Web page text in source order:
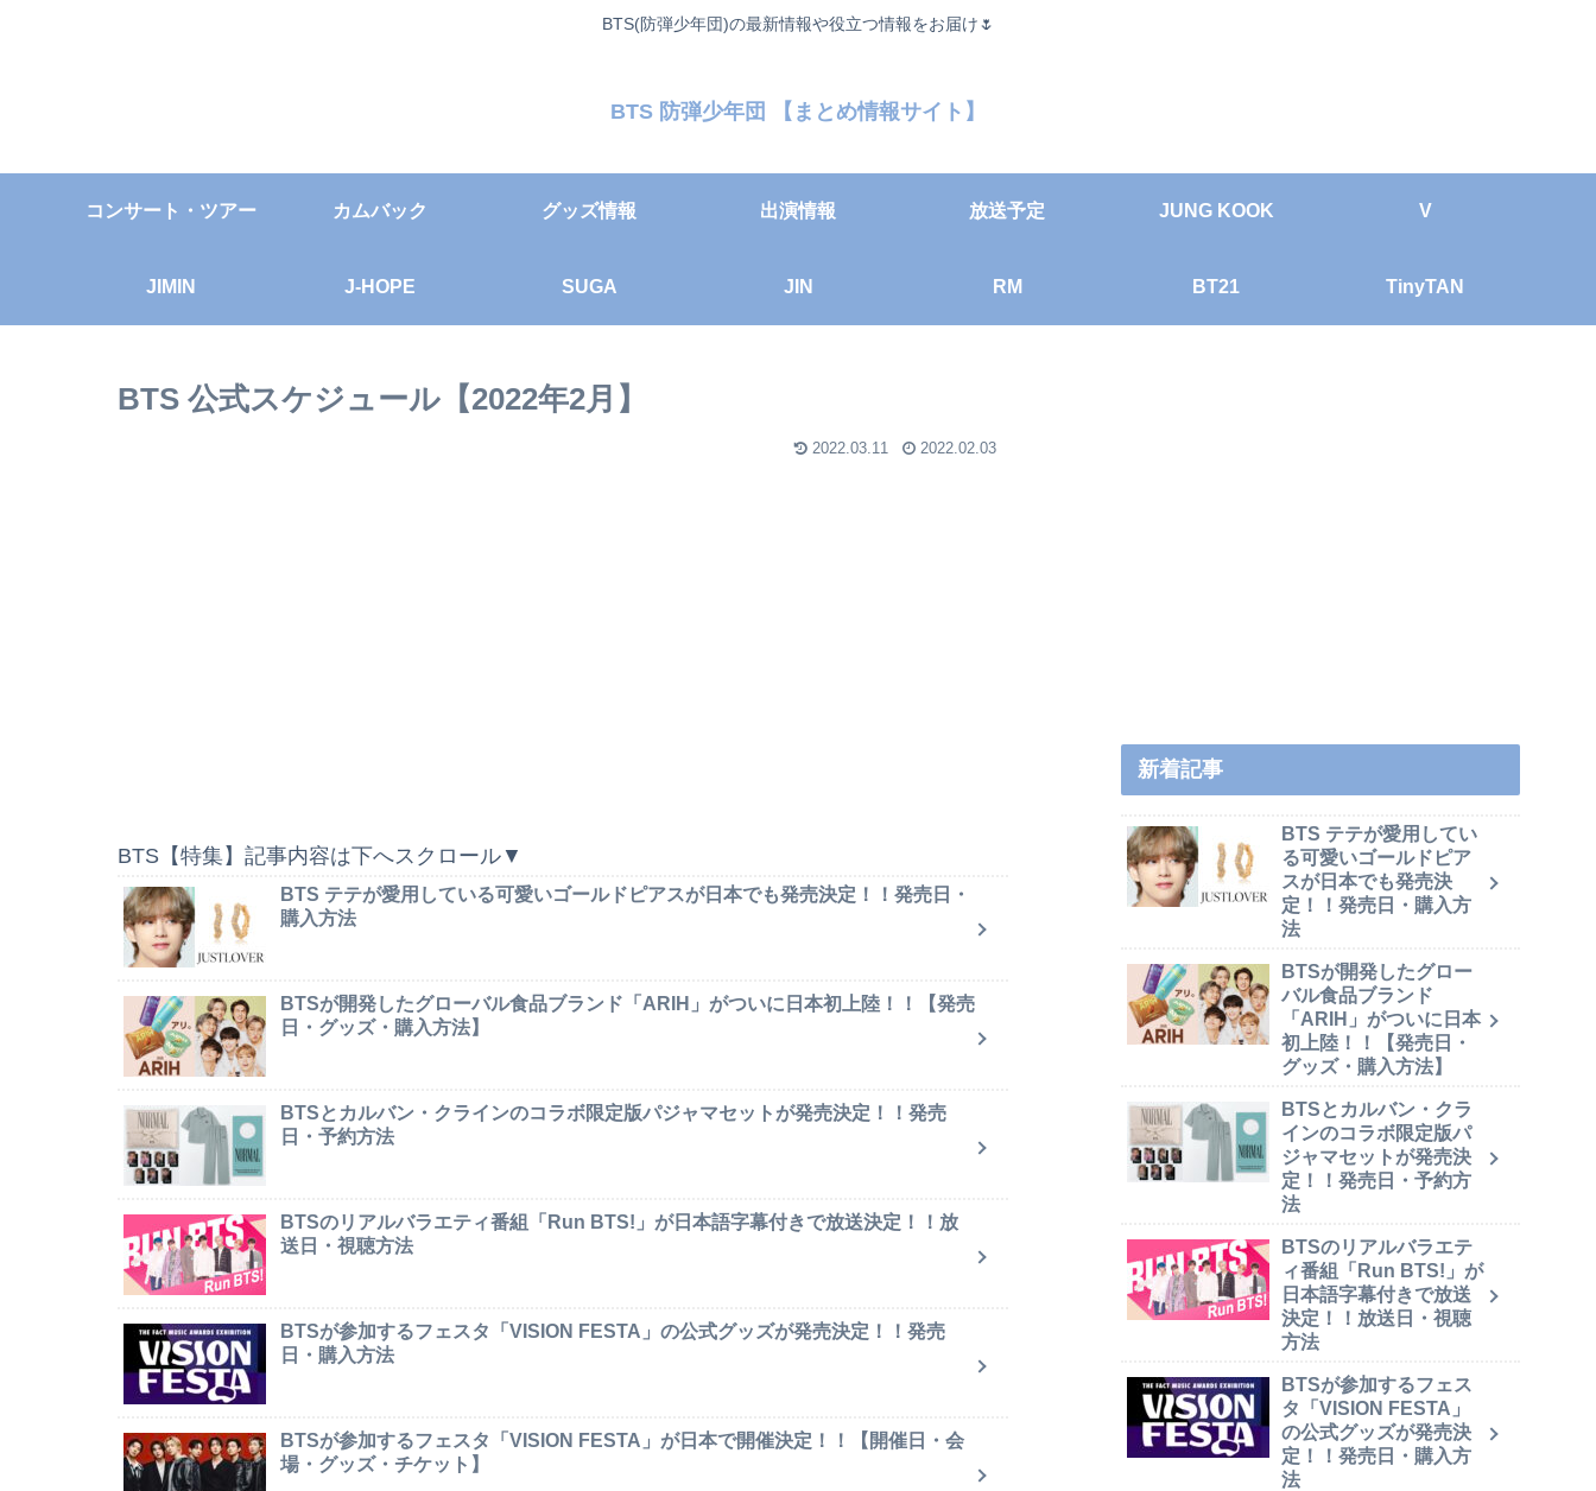
BTS(防弾少年団)の最新情報や役立つ情報をお届け🌷
BTS 防弾少年団 【まとめ情報サイト】
コンサート・ツアー カムバック グッズ情報 出演情報 放送予定 JUNG KOOK V
JIMIN J-HOPE SUGA JIN RM BT21 TinyTAN
BTS 公式スケジュール【2022年2月】
2022.03.11 2022.02.03
BTS【特集】記事内容は下へスクロール▼
BTS テテが愛用している可愛いゴールドピアスが日本でも発売決定！！発売日・
購入方法
BTSが開発したグローバル食品ブランド「ARIH」がついに日本初上陸！！【発売
日・グッズ・購入方法】
BTSとカルバン・クラインのコラボ限定版パジャマセットが発売決定！！発売
日・予約方法
BTSのリアルバラエティ番組「Run BTS!」が日本語字幕付きで放送決定！！放
送日・視聴方法
BTSが参加するフェスタ「VISION FESTA」の公式グッズが発売決定！！発売
日・購入方法
BTSが参加するフェスタ「VISION FESTA」が日本で開催決定！！【開催日・会
場・グッズ・チケット】
新着記事
BTS テテが愛用してい
る可愛いゴールドピア
スが日本でも発売決
定！！発売日・購入方
法
BTSが開発したグロー
バル食品ブランド
「ARIH」がついに日本
初上陸！！【発売日・
グッズ・購入方法】
BTSとカルバン・クラ
インのコラボ限定版パ
ジャマセットが発売決
定！！発売日・予約方
法
BTSのリアルバラエテ
ィ番組「Run BTS!」が
日本語字幕付きで放送
決定！！放送日・視聴
方法
BTSが参加するフェス
タ「VISION FESTA」
の公式グッズが発売決
定！！発売日・購入方
法